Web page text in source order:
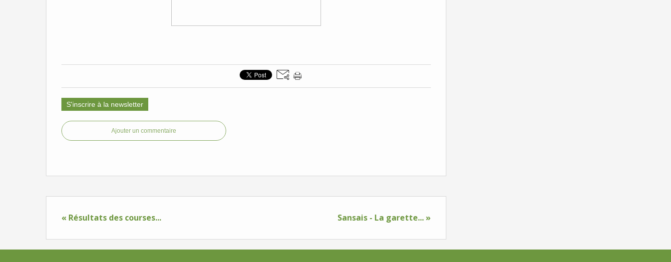
S'inscrire à la newsletter
Ajouter un commentaire
« Résultats des courses... Sansais - La garette... »